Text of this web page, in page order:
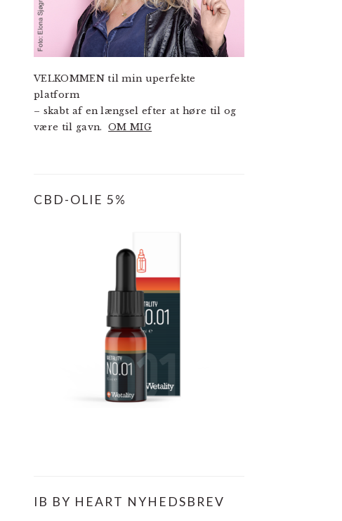
VELKOMMEN til min uperfekte
platform
– skabt af en længsel efter at høre til og
være til gavn.OM MIG
CBD-OLIE 5%
IB BY HEART NYHEDSBREV